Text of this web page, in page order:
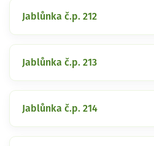
Jablůnka č.p. 212
Jablůnka č.p. 213
Jablůnka č.p. 214